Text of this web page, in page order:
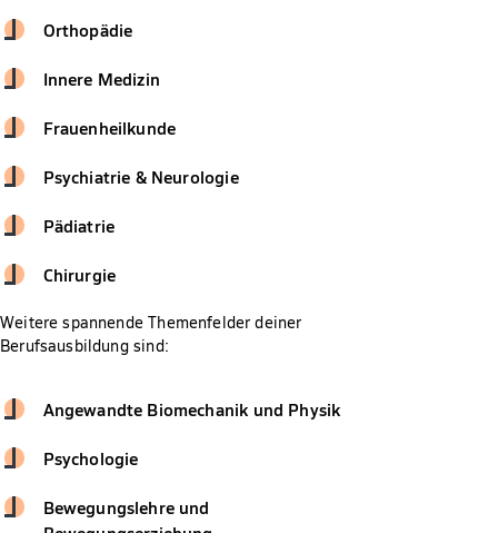
Orthopädie
Innere Medizin
Frauenheilkunde
Psychiatrie & Neurologie
Pädiatrie
Chirurgie
Weitere spannende Themenfelder deiner
Berufsausbildung sind:
Angewandte Biomechanik und Physik
Psychologie
Bewegungslehre und